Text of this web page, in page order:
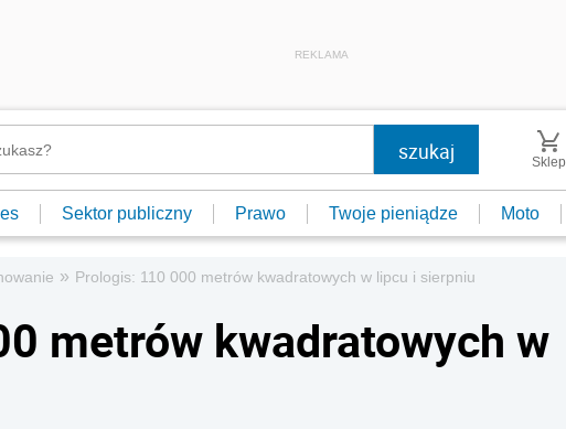
REKLAMA
Sklep
Sektor publiczny Prawo Twoje pieniądze Moto
» Prologis: 110 000 metrów kwadratowych w lipcu i sierpniu
metrów kwadratowych w